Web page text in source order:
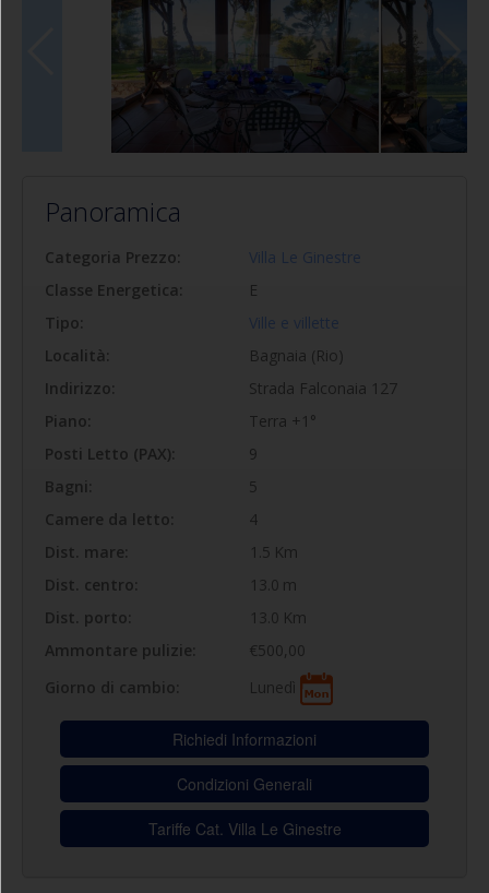
Panoramica
Categoria Prezzo:
Villa Le Ginestre
Classe Energetica:
E
Tipo:
Ville e villette
Località:
Bagnaia (Rio)
Indirizzo:
Strada Falconaia 127
Piano:
Terra +1°
Posti Letto (PAX):
9
Bagni:
5
Camere da letto:
4
Dist. mare:
1.5 Km
Dist. centro:
13.0 m
Dist. porto:
13.0 Km
Ammontare pulizie:
€500,00
Giorno di cambio:
Lunedì
Richiedi Informazioni
Condizioni Generali
Tariffe Cat. Villa Le Ginestre